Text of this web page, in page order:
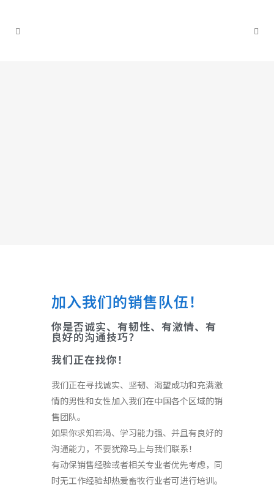
加入我们的销售队伍！
你是否诚实、有韧性、有激情、有
良好的沟通技巧？
我们正在找你！
我们正在寻找诚实、坚韧、渴望成功和充满激
情的男性和女性加入我们在中国各个区域的销
售团队。
如果你求知若渴、学习能力强、并且有良好的
沟通能力，不要犹豫马上与我们联系！
有动保销售经验或者相关专业者优先考虑，同
时无工作经验却热爱畜牧行业者可进行培训。